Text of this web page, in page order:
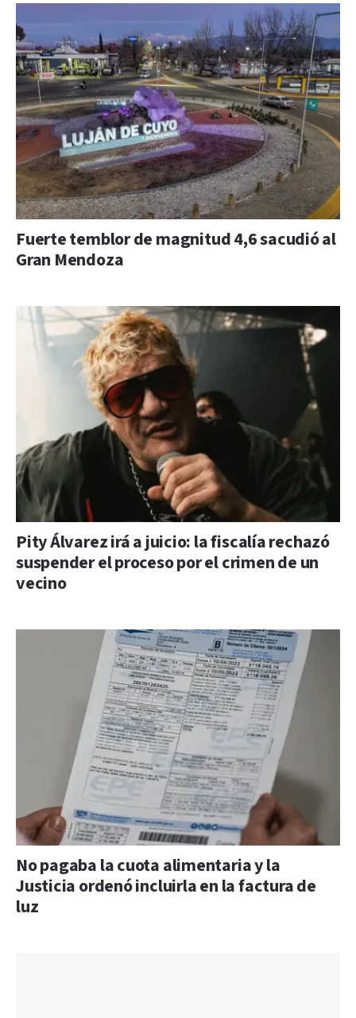
Fuerte temblor de magnitud 4,6 sacudió al
Gran Mendoza
Pity Álvarez irá a juicio: la fiscalía rechazó
suspender el proceso por el crimen de un
vecino
No pagaba la cuota alimentaria y la
Justicia ordenó incluirla en la factura de
luz